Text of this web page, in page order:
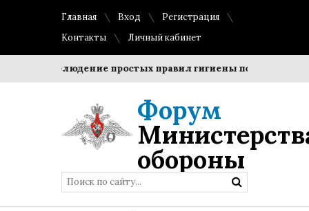
Главная Вход
Регистрация
Контакты
Личный кабинет
Соблюдение простых правил гигиены помогает
Форум
обороны